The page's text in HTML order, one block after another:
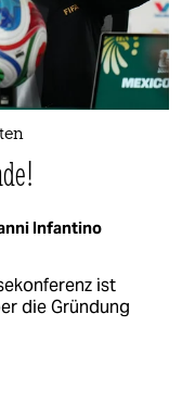
Infantino
ist
die Gründung